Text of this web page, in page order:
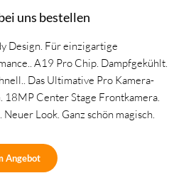
uns bestellen
Design. Für einzigartige
A19 Pro Chip. Dampfgekühlt.
Das Ultimative Pro Kamera-
18MP Center Stage Frontkamera.
Neuer Look. Ganz schön magisch.
Angebot